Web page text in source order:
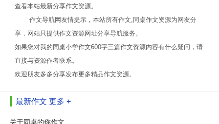
查看本站最新分享作文资源。
作文导航网友情提示，本站所有作文,同桌作文资源为网友分
享，网站只提供作文资源网址分享导航服务。
如果您对我的同桌小学作文600字三篇作文资源内容有什么疑问，请
直接与资源作者联系。
欢迎朋友多多分享发布更多精品作文资源。
最新作文 更多 +
关于同桌的你作文